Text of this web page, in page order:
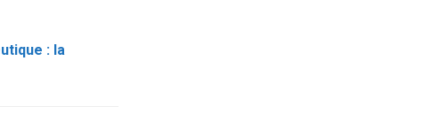
: la